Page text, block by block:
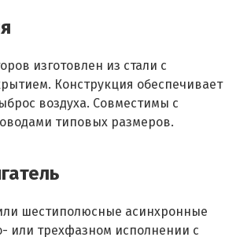
изготовлен из стали с
Конструкция обеспечивает
воздуха. Совместимы с
типовых размеров.
шестиполюсные асинхронные
или трехфазном исполнении с